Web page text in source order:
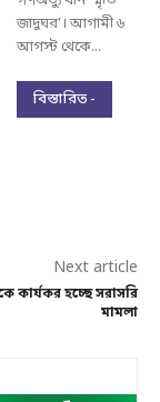
জাদুঘর’। আগামী ৬
আগস্ট থেকে...
বিস্তারিত -
Next article
কার্যকর হচ্ছে সরাসরি
মামলা